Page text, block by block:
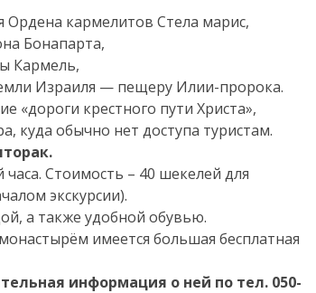
кармелитов Стела марис,
Бонапарта,
Кармель,
Израиля — пещеру Илии-пророка.
«дороги крестного пути Христа»,
куда обычно нет доступа туристам.
Стоимость – 40 шекелей для
экскурсии).
а также удобной обувью.
имеется большая бесплатная
информация о ней по тел. 050-